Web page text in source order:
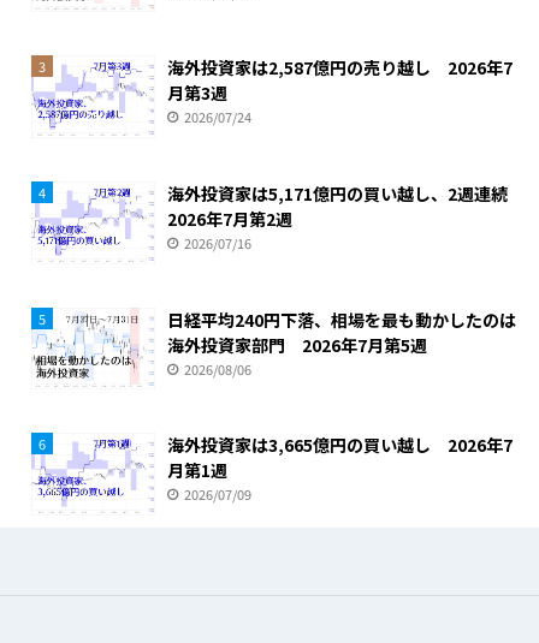
3
海外投資家は2,587億円の売り越し 2026年7
月第3週
2026/07/24
4
海外投資家は5,171億円の買い越し、2週連続
2026年7月第2週
2026/07/16
5
日経平均240円下落、相場を最も動かしたのは
海外投資家部門 2026年7月第5週
2026/08/06
6
海外投資家は3,665億円の買い越し 2026年7
月第1週
2026/07/09